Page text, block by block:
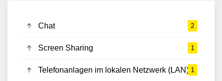
Chat 2
Screen Sharing 1
Telefonanlagen im lokalen Netzwerk (LAN) 1